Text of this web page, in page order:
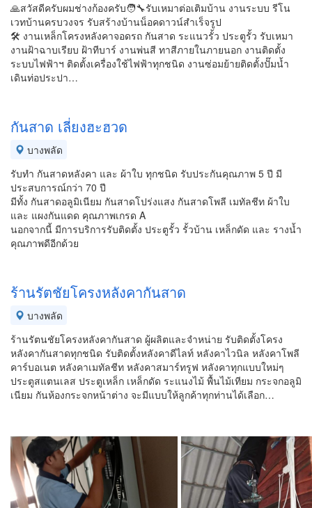
🙏สวัสดีครับผมช่างก้องครับ🧑‍🔧รับเหมาต่อเติมบ้าน งานระบบ รีโน
เวทบ้านครบวงจร รับสร้างบ้านน็อคดาวน์สำเร็จรูป
🛠️ งานเหล็กโครงหลังคา​จอดรถ​ กันสาด ระแนวรั้ว​ ประตูรั้ว รับเหมา
งานฝ้าฉาบเรียบ ฝ้าทีบาร์ งานพ่นสี ทาสีภายในภายนอก งานติดตั้ง
ระบบไฟฟ้า​ฯ ติดตั้งเครื่องใช้ไฟฟ้าทุกชนิด​ งานซ่อมย้ายติดตั้งปั๊มน้ำ
เดินท่อประปา​…
กันสาด เลี่ยงฮะฮวด
บางพลัด
รับทำ กันสาดหลังคา และ ผ้าใบ ทุกชนิด รับประกันคุณภาพ 5 ปี มี
ประสบการณ์กว่า 70 ปี
มีทั้ง กันสาดอลูมิเนียม กันสาดโปร่งแสง กันสาดโพลี เมทัลชีท ผ้าใบ
และ แผงกันแดด คุณภาพเกรด A
นอกจากนี้ มีการบริการรับติดตั้ง ประตูรั้ว รั้วบ้าน เหล็กดัด และ รางน้ำ
คุณภาพดีอีกด้วย
ร้านรัตชัยโครงหลังคากันสาด
บางพลัด
ร้านรัตนชัยโครงหลังคากันสาด ผู้ผลิตและจำหน่าย รับติดตั้งโครง
หลังคากันสาดทุกชนิด รับติดตั้งหลังคาดีไลท์ หลังคาไวนิล หลังคาโพลี
คาร์บอเนต หลังคาเมทัลชีท หลังคาสมาร์ทรูฟ หลังคาทุกแบบใหม่ๆ
ประตูสแตนเลส ประตูเหล็ก เหล็กดัด ระแนงไม้ พื้นไม้เทียม กระจกอลูมิ
เนียม กันห้องกระจกหน้าต่าง จะมีแบบให้ลูกค้าทุกท่านได้เลือก…